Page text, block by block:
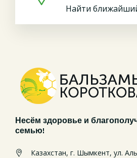
Найти
Несём здоровье и
семью!
Казахстан, г. Шымкент, ул.